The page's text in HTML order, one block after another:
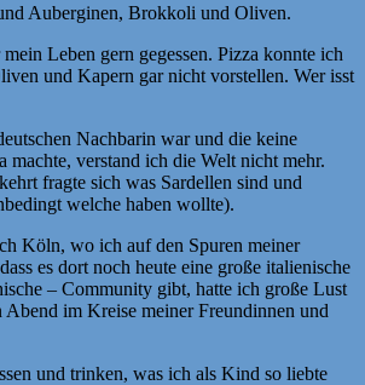
Auberginen, Brokkoli und Oliven.
Leben gern gegessen. Pizza konnte ich
und Kapern gar nicht vorstellen. Wer isst
Nachbarin war und die keine
machte, verstand ich die Welt nicht mehr.
fragte sich was Sardellen sind und
welche haben wollte).
Köln, wo ich auf den Spuren meiner
es dort noch heute eine große italienische
– Community gibt, hatte ich große Lust
Abend im Kreise meiner Freundinnen und
und trinken, was ich als Kind so liebte